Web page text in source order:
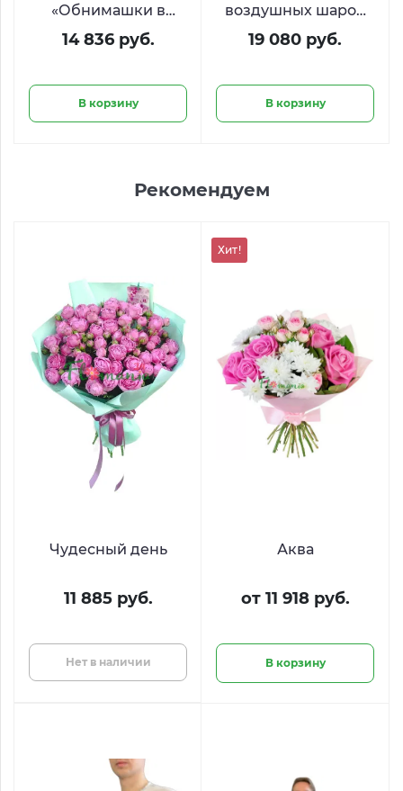
«Обнимашки в
корзинке»
14 836 руб.
В корзину
воздушных шаров
«Стильный юбилей
20 лет»
19 080 руб.
В корзину
Рекомендуем
Чудесный день
11 885 руб.
Нет в наличии
Аква
от 11 918 руб.
В корзину
Хит!